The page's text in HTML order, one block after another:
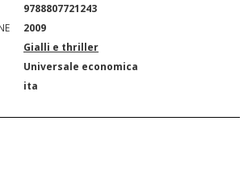
9788807721243
2009
Gialli e thriller
Universale economica
ita